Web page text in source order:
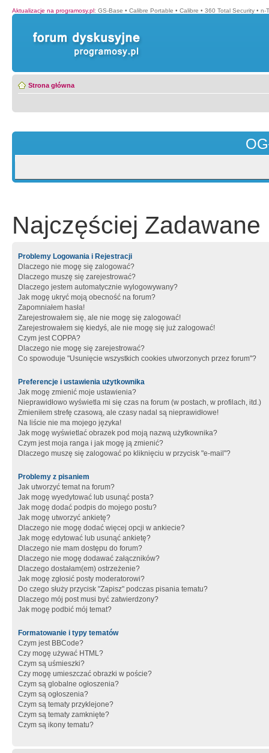
Aktualizacje na programosy.pl: GS-Base • Calibre Portable • Calibre • 360 Total Security • n-
Strona główna
Najczęściej Zadawane
Problemy Logowania i Rejestracji
Dlaczego nie mogę się zalogować?
Dlaczego muszę się zarejestrować?
Dlaczego jestem automatycznie wylogowywany?
Jak mogę ukryć moją obecność na forum?
Zapomniałem hasła!
Zarejestrowałem się, ale nie mogę się zalogować!
Zarejestrowałem się kiedyś, ale nie mogę się już zalogować!
Czym jest COPPA?
Dlaczego nie mogę się zarejestrować?
Co spowoduje "Usunięcie wszystkich cookies utworzonych przez forum"?
Preferencje i ustawienia użytkownika
Jak mogę zmienić moje ustawienia?
Nieprawidłowo wyświetla mi się czas na forum (w postach, w profilach, itd.)
Zmieniłem strefę czasową, ale czasy nadal są nieprawidłowe!
Na liście nie ma mojego języka!
Jak mogę wyświetlać obrazek pod moją nazwą użytkownika?
Czym jest moja ranga i jak mogę ją zmienić?
Dlaczego muszę się zalogować po kliknięciu w przycisk "e-mail"?
Problemy z pisaniem
Jak utworzyć temat na forum?
Jak mogę wyedytować lub usunąć posta?
Jak mogę dodać podpis do mojego postu?
Jak mogę utworzyć ankietę?
Dlaczego nie mogę dodać więcej opcji w ankiecie?
Jak mogę edytować lub usunąć ankietę?
Dlaczego nie mam dostępu do forum?
Dlaczego nie mogę dodawać załączników?
Dlaczego dostałam(em) ostrzeżenie?
Jak mogę zgłosić posty moderatorowi?
Do czego służy przycisk "Zapisz" podczas pisania tematu?
Dlaczego mój post musi być zatwierdzony?
Jak mogę podbić mój temat?
Formatowanie i typy tematów
Czym jest BBCode?
Czy mogę używać HTML?
Czym są uśmieszki?
Czy mogę umieszczać obrazki w poście?
Czym są globalne ogłoszenia?
Czym są ogłoszenia?
Czym są tematy przyklejone?
Czym są tematy zamknięte?
Czym są ikony tematu?